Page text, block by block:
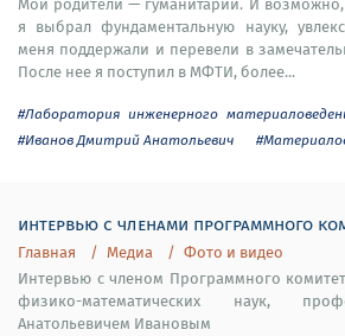
я выбрал фундаментальную науку,
меня поддержали и перевели в
После нее я поступил в МФТИ, более...
#Лаборатория инженерного
#Иванов Дмитрий Анатольевич
интервью с членами программного
Главная Медиа
Фото и видео
Интервью с членом Программного
физико-математических наук,
Анатольевичем Ивановым